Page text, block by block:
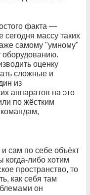
факта —
массу таких
самому "умному"
оборудованию.
оценку
сложные и
из
аппаратов на это
по жёстким
сам по себе объёкт
когда-либо хотим
пространство, то
как себя там
он